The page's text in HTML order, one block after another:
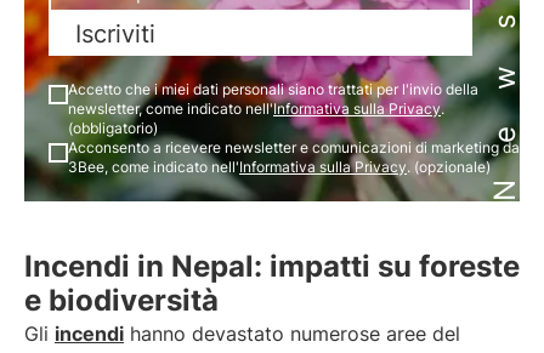
Iscriviti
Accetto che i miei dati personali siano trattati per l'invio della
newsletter, come indicato nell'Informativa sulla Privacy.
(obbligatorio)
Acconsento a ricevere newsletter e comunicazioni di marketing da
3Bee, come indicato nell'Informativa sulla Privacy. (opzionale)
Incendi in Nepal: impatti su foreste
e biodiversità
Gli incendi hanno devastato numerose aree del